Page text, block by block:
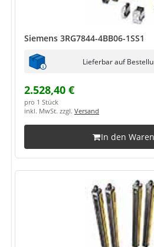
Siemens 3RG7844-4BB06-1SS1
Lieferbar auf
2.528,40 €
pro 1 Stück
inkl. MwSt. zzgl. Versand
In den